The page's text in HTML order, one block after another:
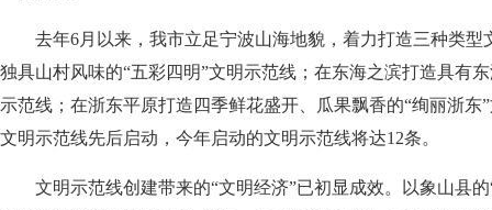
去年6月以来，我市立足宁波山海地貌，着力打造三种类型
独具山村风味的“五彩四明”文明示范线；在东海之滨打造具有
示范线；在浙东平原打造四季鲜花盛开、瓜果飘香的“绚丽浙东
文明示范线先后启动，今年启动的文明示范线将达12条。
文明示范线创建带来的“文明经济”已初显成效。以象山县的